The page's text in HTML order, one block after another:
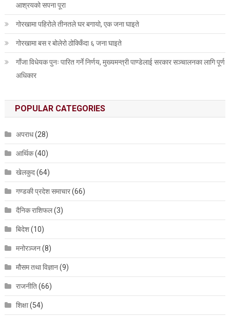
आश्रयको सपना पूरा
गोरखामा पहिरोले तीनतले घर बगायो, एक जना घाइते
गोरखामा बस र बोलेरो ठोक्किँदा ६ जना घाइते
गाँजा विधेयक पुनः पारित गर्ने निर्णय, मुख्यमन्त्री पाण्डेलाई सरकार सञ्चालनका लागि पूर्ण
अधिकार
POPULAR CATEGORIES
अपराध(28)
आर्थिक(40)
खेलकुद(64)
गण्डकी प्रदेश समाचार(66)
दैनिक राशिफल(3)
बिदेश(10)
मनोरञ्जन(8)
मौसम तथा विज्ञान(9)
राजनीति(66)
शिक्षा(54)